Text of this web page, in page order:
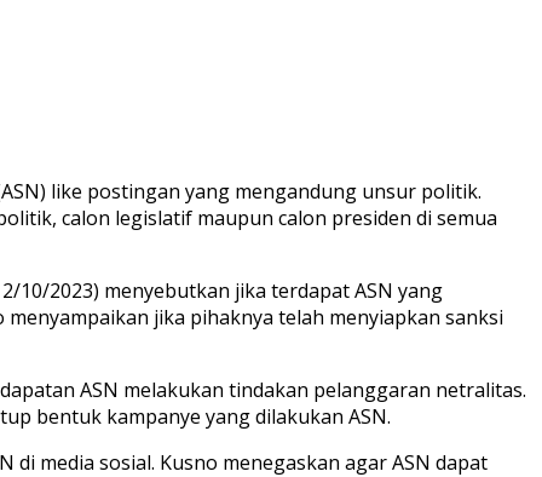
like postingan yang mengandung unsur politik.
calon legislatif maupun calon presiden di semua
10/2023) menyebutkan jika terdapat ASN yang
jika pihaknya telah menyiapkan sanksi
ASN melakukan tindakan pelanggaran netralitas.
bentuk kampanye yang dilakukan ASN.
media sosial. Kusno menegaskan agar ASN dapat